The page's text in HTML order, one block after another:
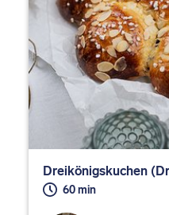
Dreikönigskuchen
60 min